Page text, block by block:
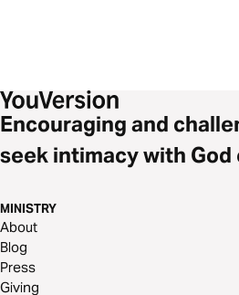
Encouraging and
seek intimacy with God
MINISTRY
About
Blog
Press
Giving